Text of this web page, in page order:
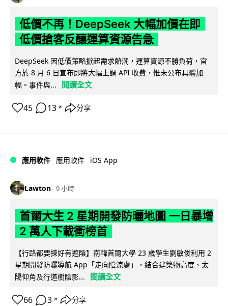
低價不再！DeepSeek 大幅加價在即
低價搶客反釀運算資源告急
DeepSeek 因低價策略掀起需求熱潮，運算資源不勝負荷，官
方於 8 月 6 日宣布即將大幅上調 API 收費，惟未公布具體加
幅。事件與...
閱讀全文
45 13 ↗ 分享
應用軟件 應用軟件 iOS App
Lawton 9 小時
首爾大生 2 星期開發防曬地圖 一日暴增
2 萬人下載衝榜首
【行路都要揀好有遮陰】南韓首爾大學 23 歲學生劉敏俊利用 2
星期開發防曬導航 App「走向陰涼處」，結合建築物高度、太
陽仰角及行道樹陰影...
閱讀全文
66 3 ↗ 分享